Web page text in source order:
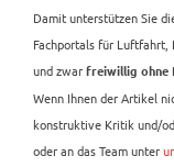
Damit unterstützen Sie
Fachportals für Luftfahrt,
und zwar freiwillig ohne
Wenn Ihnen der Artikel
konstruktive Kritik und/
oder an das Team unter